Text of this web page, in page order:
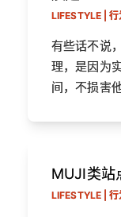
LIFESTYLE |
有些话不说
理，是因为
间，不损害
MUJI类站
LIFESTYLE |